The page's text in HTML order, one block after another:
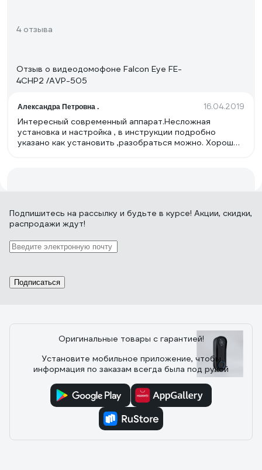
4 отзыва
Отзыв о видеодомофоне Falcon Eye FE-
4CHP2 /AVP-505
Александра Петровна . 16.04.2019
Интересный современный аппарат.Несложная
установка и настройка , в инструкции подробно
указано как установить ,разобраться можно. Хорошее
Отзыв о трубке домофона REXANT с
Илья Токмаков
1 отзыв
Отзыв о видеозвонке Elektrostandard
Умный дом 76106/00 черный a069488
Подпишитесь на рассылку и будьте в курсе! Акции, скидки,
распродажи ждут!
Подписаться
Оригинальные товары с гарантией!
Установите мобильное приложение, чтобы
информация по заказам всегда была под рукой